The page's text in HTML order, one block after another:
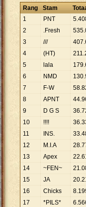
Rang Stam
1
PNT 5.
2
.Fresh 535.
3
/// 407.
4
(HT) 211.
5
lala 179.
6
NMD 130.
7
F-W 58.
8
APNT 44.
9
D G S 36.
10
!!!! 36.
11
INS. 33.
12
M.I.A 28.
13
Apex 22.
14
~FEN~ 21.
15
JA 20.
16
Chicks 8.
17
*PILS* 6.